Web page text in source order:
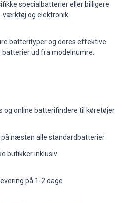
specialbatterier eller billigere
og elektronik.
batterityper og deres effektive
ud fra modelnumre.
og online batterifindere til køretøjer
næsten alle standardbatterier
butikker inklusiv
på 1-2 dage